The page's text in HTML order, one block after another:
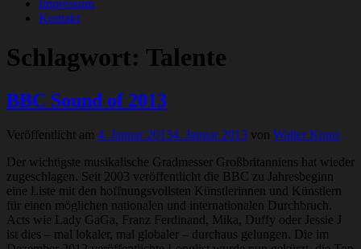
Impressum
Kontakt
Schlagwort: Talente
BBC Sound of 2013
Veröffentlicht am 4. Januar 20134. Januar 2013 von Walter Kraus
Der wichtigste musikalische Gradmesser Großbritanniens hat wieder
zugeschlagen. Seit 2003 veröffentlicht die BBC zu Jahresbeginn
eine Liste mit den hoffnungsvollsten Künstlerinnen und Künstlern
für einen möglichen nationalen und internationalen Durchbruch.
Acts wie Lady GaGa, Franz Ferdinand, Mika, Duffy oder Jessie J
ist dies – mal lokaler, mal globaler – durchaus gelungen. Die im